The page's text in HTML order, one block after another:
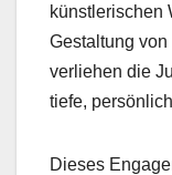
künstlerischen
Gestaltung
verliehen die
tiefe,
Dieses